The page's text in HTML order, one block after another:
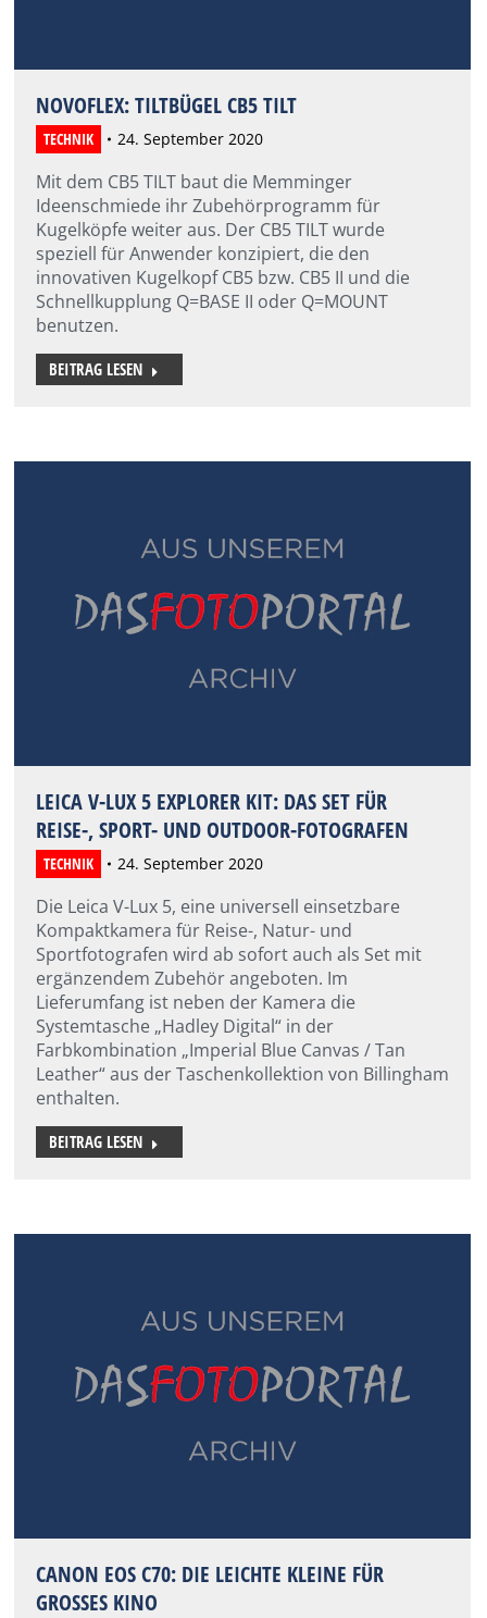
NOVOFLEX: TILTBÜGEL CB5 TILT
TECHNIK 24. September 2020
Mit dem CB5 TILT baut die Memminger
Ideenschmiede ihr Zubehörprogramm für
Kugelköpfe weiter aus. Der CB5 TILT wurde
speziell für Anwender konzipiert, die den
innovativen Kugelkopf CB5 bzw. CB5 II und die
Schnellkupplung Q=BASE II oder Q=MOUNT
benutzen.
BEITRAG LESEN
LEICA V-LUX 5 EXPLORER KIT: DAS SET FÜR
REISE-, SPORT- UND OUTDOOR-FOTOGRAFEN
TECHNIK 24. September 2020
Die Leica V-Lux 5, eine universell einsetzbare
Kompaktkamera für Reise-, Natur- und
Sportfotografen wird ab sofort auch als Set mit
ergänzendem Zubehör angeboten. Im
Lieferumfang ist neben der Kamera die
Systemtasche „Hadley Digital“ in der
Farbkombination „Imperial Blue Canvas / Tan
Leather“ aus der Taschenkollektion von Billingham
enthalten.
BEITRAG LESEN
CANON EOS C70: DIE LEICHTE KLEINE FÜR
GROSSES KINO